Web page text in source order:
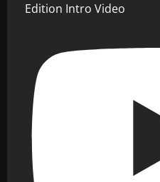
Edition Intro Video